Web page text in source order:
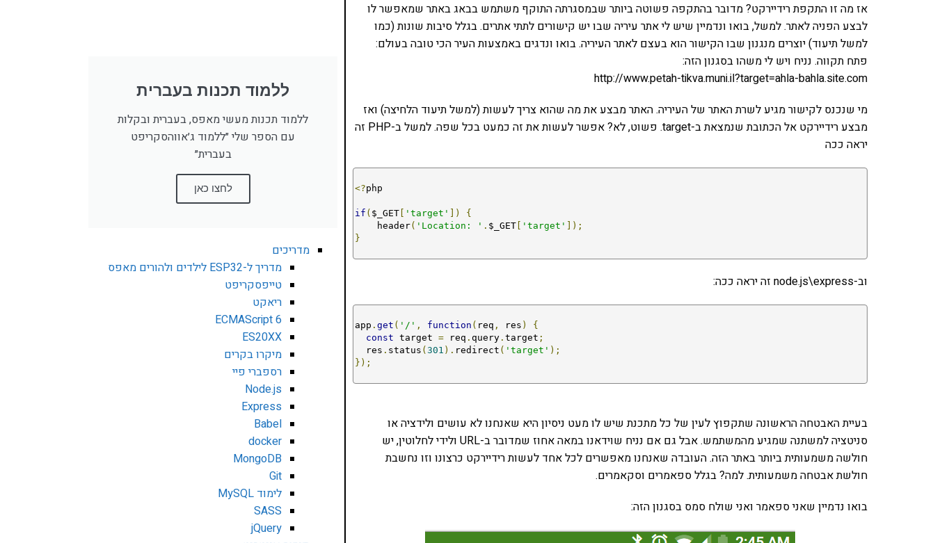
אז מה זו התקפת רידיירקט? מדובר בהתקפה פשוטה ביותר שבמסגרתה התוקף משתמש בבאג באתר שמאפשר לו
לבצע הפניה לאתר. למשל, בואו ונדמיין שיש לי אתר עיריה שבו יש קישורים לתתי אתרים. בגלל סיבות שונות (כמו
למשל תיעוד) יוצרים מנגנון שבו הקישור הוא בעצם לאתר העיריה. בואו ונדגים באמצעות העיר הכי טובה בעולם:
פתח תקווה. נניח ויש לי משהו בסגנון הזה:
http://www.petah-tikva.muni.il?target=ahla-bahla.site.com
מי שנכנס לקישור מגיע לשרת האתר של העיריה. האתר מבצע את מה שהוא צריך לעשות (למשל תיעוד הלחיצה) ואז
מבצע רידיירקט אל הכתובת שנמצאת ב-target. פשוט, לא? אפשר לעשות את זה כמעט בכל שפה. למשל ב-PHP זה
יראה ככה
<?php
if ( $_GET 'target' ])
{
    header
( 'Location: ' . $_GET 'target'
]);
}
וב-node.js\express זה יראה ככה:
app .get ( '/' , function ( req , res )
{
const target = req . query .target ;
  res
. status (301 ). redirect ( 'target' );
});
בעיית האבטחה הראשונה שתקפוץ לעין של כל מתכנת שיש לו מעט ניסיון היא שאנחנו לא עושים ולידציה או
סניטציה למשתנה שמגיע מהמשתמש. אבל גם אם נניח שוידאנו במאה אחוז שמדובר ב-URL ולידי לחלוטין, יש
חולשה משמעותית ביותר באתר הזה. העובדה שאנחנו מאפשרים לכל אחד לעשות רידיירקט כרצונו וזו נחשבת
חולשת אבטחה משמעותית. למה? בגלל ספאמרים וסקאמרים.
בואו נדמיין שאני ספאמר ואני שולח סמס בסגנון הזה:
ללמוד תכנות בעברית
ללמוד תכנות מעשי מאפס, בעברית ובקלות
עם הספר שלי ״ללמוד ג׳אווהסקריפט
בעברית״
לחצו כאן
מדריכים
מדריך ל-ESP32 לילדים ולהורים מאפס
טייפסקריפט
ריאקט
ECMAScript 6
ES20XX
מיקרו בקרים
רספברי פיי
Node.js
Express
Babel
docker
MongoDB
Git
לימוד MySQL
SASS
jQuery